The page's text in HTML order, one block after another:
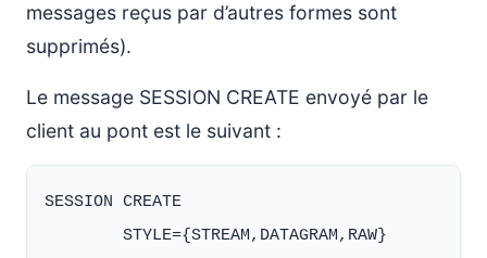
messages reçus par d’autres formes sont
supprimés).
Le message SESSION CREATE envoyé par le
client au pont est le suivant :
SESSION CREATE
        STYLE={STREAM,DATAGRAM,RAW}